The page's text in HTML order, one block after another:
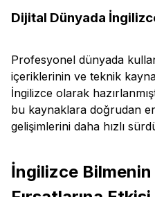
Dijital Dünyada
Profesyonel dünyada
içeriklerinin ve teknik
İngilizce olarak
bu kaynaklara doğrudan
gelişimlerini daha hızlı
İngilizce